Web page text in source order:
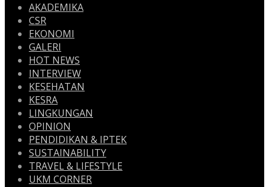
AKADEMIKA
CSR
EKONOMI
GALERI
HOT NEWS
INTERVIEW
KESEHATAN
KESRA
LINGKUNGAN
OPINION
PENDIDIKAN & IPTEK
SUSTAINABILITY
TRAVEL & LIFESTYLE
UKM CORNER